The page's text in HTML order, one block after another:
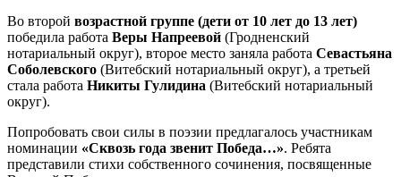
Во второй возрастной группе (дети от 10 лет до 13 лет)
победила работа Веры Напреевой (Гродненский
нотариальный округ), второе место заняла работа Севастьяна
Соболевского (Витебский нотариальный округ), а третьей
стала работа Никиты Гулидина (Витебский нотариальный
округ).
Попробовать свои силы в поэзии предлагалось участникам
номинации «Сквозь года звенит Победа…». Ребята
представили стихи собственного сочинения, посвященные